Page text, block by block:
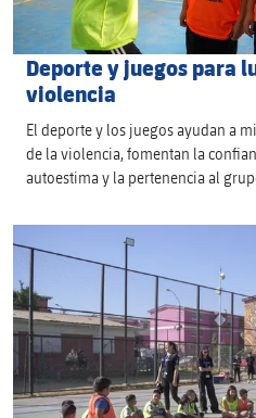
Deporte y juegos para
violencia
El deporte y los juegos ayudan a
de la violencia, fomentan la
autoestima y la pertenencia al